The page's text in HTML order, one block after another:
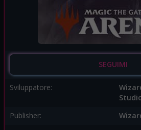
SEGUIMI
Sviluppatore:
Publisher: